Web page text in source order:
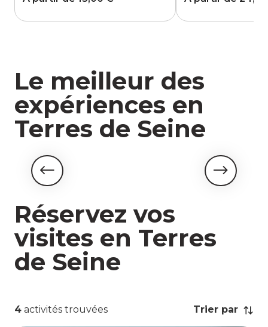
Le meilleur des
expériences en
Terres de Seine
Nature & Aventure
Réservez vos
visites en Terres
de Seine